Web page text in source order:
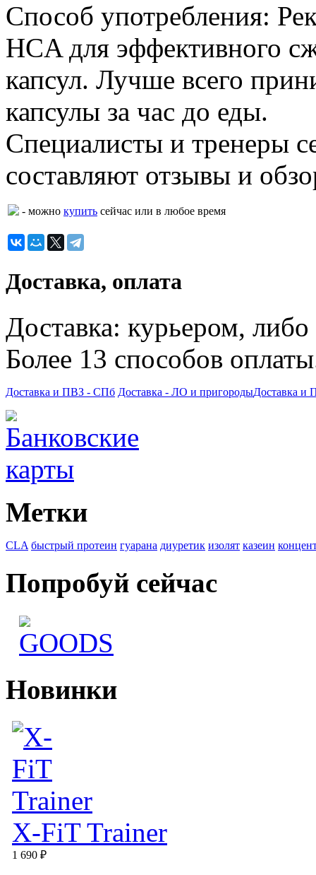
Способ употребления:
HCA для эффективного
капсул. Лучше всего
капсулы за час до еды.
Специалисты и тренеры
составляют отзывы и
- можно купить сейчас или в любое время
Доставка, оплата
Доставка: курьером,
Более 13 способов
Доставка и ПВЗ - СПб Доставка - ЛО и пригородыДоставка и
Метки
CLA быстрый протеин гуарана диуретик изолят казеин
Попробуй сейчас
Новинки
X-FiT Trainer
1 690 ₽